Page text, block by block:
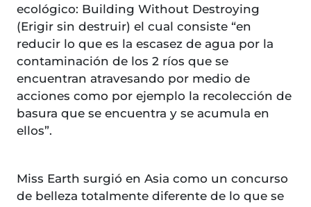
ecológico: Building Without Destroying
(Erigir sin destruir) el cual consiste “en
reducir lo que es la escasez de agua por la
contaminación de los 2 ríos que se
encuentran atravesando por medio de
acciones como por ejemplo la recolección de
basura que se encuentra y se acumula en
ellos”.
Miss Earth surgió en Asia como un concurso
de belleza totalmente diferente de lo que se